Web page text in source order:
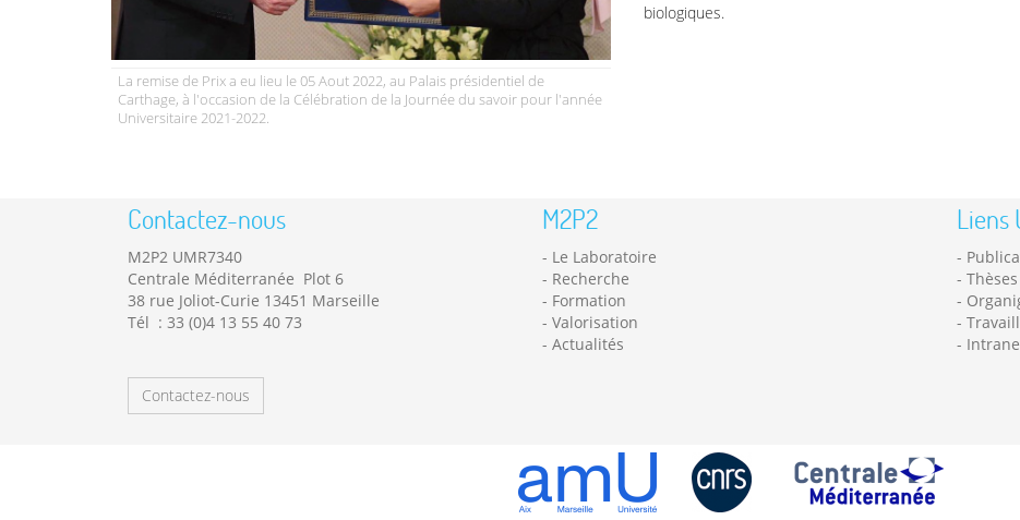
La remise de Prix a eu lieu le 05 Aout 2022, au Palais présidentiel de
Carthage, à l'occasion de la Célébration de la Journée du savoir pour l'année
Universitaire 2021-2022.
biologiques.
Contactez-nous
M2P2 UMR7340
Centrale Méditerranée Plot 6
38 rue Joliot-Curie 13451 Marseille
Tél : 33 (0)4 13 55 40 73
Contactez-nous
M2P2
Le Laboratoire
Recherche
Formation
Valorisation
Actualités
Liens